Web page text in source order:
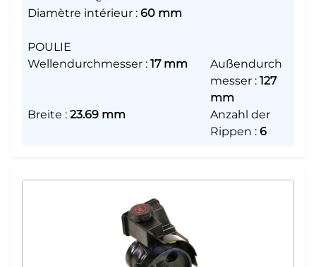
Diamètre intérieur : 60 mm
POULIE
Wellendurchmesser : 17 mm
Außendurch
messer : 127
mm
Breite : 23.69 mm
Anzahl der
Rippen : 6